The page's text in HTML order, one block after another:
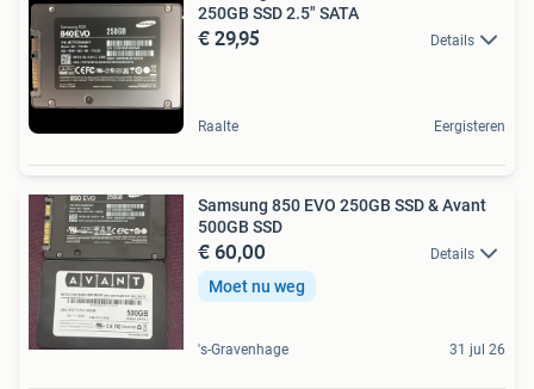
250GB SSD 2.5" SATA
€ 29,95 Details
Raalte Eergisteren
Samsung 850 EVO 250GB SSD & Avant
500GB SSD
€ 60,00 Details
Moet nu weg
's-Gravenhage 31 jul 26